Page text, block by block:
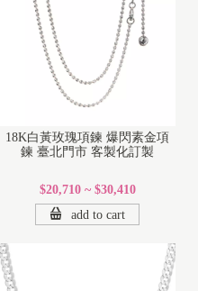
18K白黃玫瑰項鍊 爆閃素金項
鍊 臺北門市 客製化訂製
$20,710 ~ $30,410
add to cart